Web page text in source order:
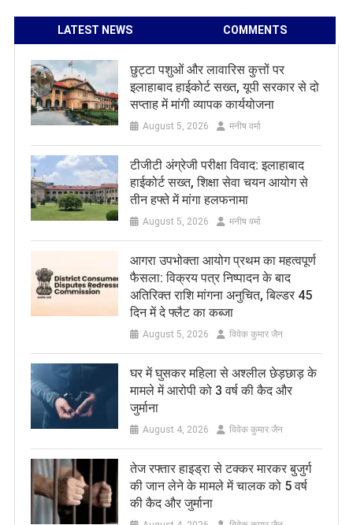
LATEST NEWS COMMENTS
छुट्टा पशुओं और लावारिस कुत्तों पर
इलाहाबाद हाईकोर्ट सख्त, यूपी सरकार से दो
सप्ताह में मांगी व्यापक कार्ययोजना
August 5, 2026 मनीष वर्मा
टीजीटी अंग्रेजी परीक्षा विवाद: इलाहाबाद
हाईकोर्ट सख्त, शिक्षा सेवा चयन आयोग से
तीन हफ्ते में मांगा हलफनामा
August 5, 2026 मनीष वर्मा
आगरा उपभोक्ता आयोग प्रथम का महत्वपूर्ण
फैसला: विक्रय पत्र निष्पादन के बाद
अतिरिक्त राशि मांगना अनुचित, बिल्डर 45
दिन में दे फ्लैट का कब्जा
August 5, 2026 विवेक कुमार जैन
घर में घुसकर महिला से अश्लील छेड़छाड़ के
मामले में आरोपी को 3 वर्ष की कैद और
जुर्माना
August 4, 2026 विवेक कुमार जैन
तेज रफ्तार हाइड्रा से टक्कर मारकर बुजुर्ग
की जान लेने के मामले में चालक को 5 वर्ष
की कैद और जुर्माना